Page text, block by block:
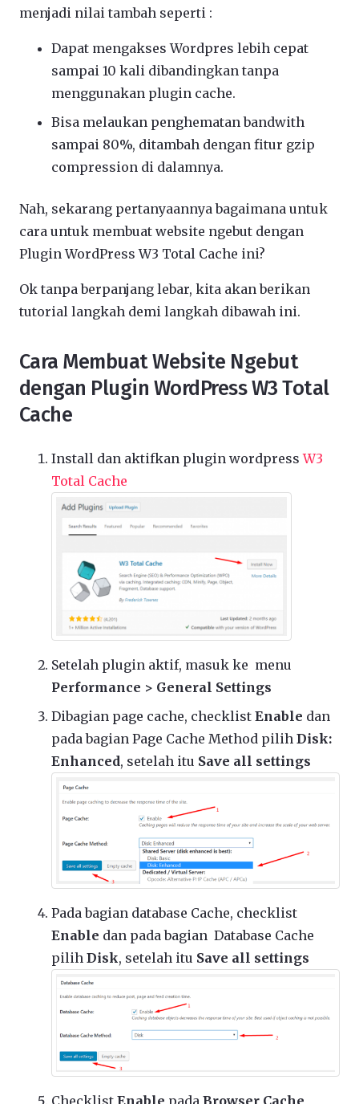
menjadi nilai tambah seperti :
Dapat mengakses Wordpres lebih cepat
sampai 10 kali dibandingkan tanpa
menggunakan plugin cache.
Bisa melaukan penghematan bandwith
sampai 80%, ditambah dengan fitur gzip
compression di dalamnya.
Nah, sekarang pertanyaannya bagaimana untuk
cara untuk membuat website ngebut dengan
Plugin WordPress W3 Total Cache ini?
Ok tanpa berpanjang lebar, kita akan berikan
tutorial langkah demi langkah dibawah ini.
Cara Membuat Website Ngebut
dengan Plugin WordPress W3 Total
Cache
Install dan aktifkan plugin wordpressW3
Total Cache
Setelah plugin aktif, masuk ke menu
Performance > General Settings
Dibagian page cache, checklist Enable dan
pada bagian Page Cache Method pilih Disk:
Enhanced, setelah itu Save all settings
Pada bagian database Cache, checklist
Enable dan pada bagian Database Cache
pilih Disk, setelah itu Save all settings